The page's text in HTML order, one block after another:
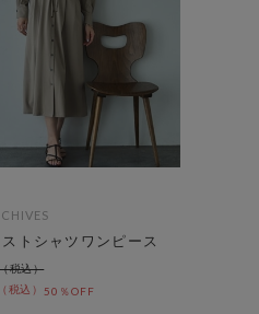
トシャツワンピース
50％OFF